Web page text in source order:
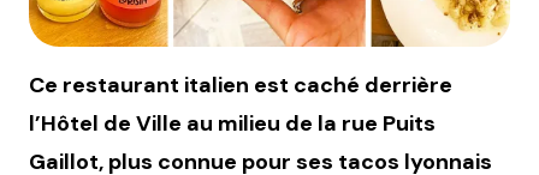
Ce restaurant italien est caché derrière
l’Hôtel de Ville au milieu de la rue Puits
Gaillot, plus connue pour ses tacos lyonnais